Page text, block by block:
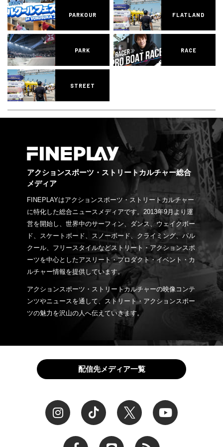
PARKOUR FLATLAND
PARK RACE
STREET
アクションスポーツ・ストリートカルチャー総合
メディア
FINEPLAYはアクションスポーツ・ストリートカルチャー
に特化した総合ニュースメディアです。2013年9月より運
営を開始し、世界中のサーフィン、ダンス、ウェイクボー
ド、スケートボード、スノーボード、クライミング、パル
クール、フリースタイルなどストリート・アクションスポ
ーツを中心としたアスリート・プロダクト・イベント・カ
ルチャー情報を提供しています。
アクションスポーツ・ストリートカルチャーの映像コンテ
ンツやニュースを通して、ストリート・アクションスポー
ツの魅力を沢山の人へ伝えていきます。
配信先メディア一覧